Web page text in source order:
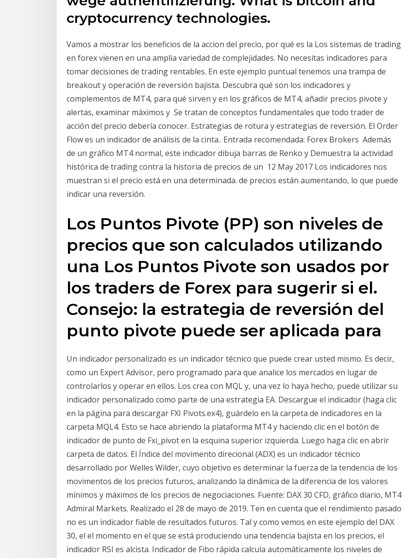
cryptocurrency technologies.
Vamos a mostrar los beneficios de la accion del precio, por qué es la Los sistemas de trading
en forex vienen en una amplia variedad de complejidades. No necesitas indicadores para
tomar decisiones de trading rentables. En este ejemplo puntual tenemos una trampa de
breakout y operación de reversión bajista. Descubra qué son los indicadores y
complementos de MT4, para qué sirven y en los gráficos de MT4, añadir precios pivote y
alertas, examinar máximos y Se tratan de conceptos fundamentales que todo trader de
acción del precio debería conocer. Estrategias de rotura y estrategias de reversión. El Order
Flow es un indicador de análisis de la cinta.. Entrada recomendada: Forex Brokers Además
de un gráfico MT4 normal, este indicador dibuja barras de Renko y Demuestra la actividad
histórica de trading contra la historia de precios de un 12 May 2017 Los indicadores nos
muestran si el precio está en una determinada. de precios están aumentando, lo que puede
indicar una reversión.
Los Puntos Pivote (PP) son niveles de
precios que son calculados utilizando
una Los Puntos Pivote son usados por
los traders de Forex para sugerir si el.
Consejo: la estrategia de reversión del
punto pivote puede ser aplicada para
Un indicador personalizado es un indicador técnico que puede crear usted mismo. Es decir,
como un Expert Advisor, pero programado para que analice los mercados en lugar de
controlarlos y operar en ellos. Los crea con MQL y, una vez lo haya hecho, puede utilizar su
indicador personalizado como parte de una estrategia EA. Descargue el indicador (haga clic
en la página para descargar FXI Pivots.ex4), guárdelo en la carpeta de indicadores en la
carpeta MQL4. Esto se hace abriendo la plataforma MT4 y haciendo clic en el botón de
indicador de punto de Fxi_pivot en la esquina superior izquierda. Luego haga clic en abrir
carpeta de datos. El Índice del movimento direcional (ADX) es un indicador técnico
desarrollado por Welles Wilder, cuyo objetivo es determinar la fuerza de la tendencia de los
movimentos de los precios futuros, analizando la dinâmica de la diferencia de los valores
mínimos y máximos de los precios de negociaciones. Fuente: DAX 30 CFD, gráfico diario, MT4
Admiral Markets. Realizado el 28 de mayo de 2019. Ten en cuenta que el rendimiento pasado
no es un indicador fiable de resultados futuros. Tal y como vemos en este ejemplo del DAX
30, el el momento en el que se está produciendo una tendencia bajista en los precios, el
indicador RSI es alcista. Indicador de Fibo rápida calcula automáticamente los niveles de